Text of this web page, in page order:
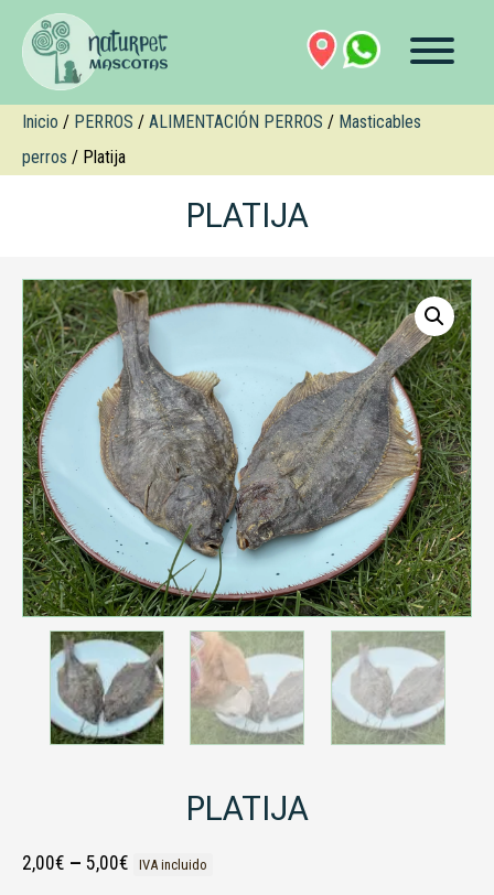
Inicio / PERROS / ALIMENTACIÓN PERROS / Masticables
perros / Platija
PLATIJA
PLATIJA
2,00€ – 5,00€ IVA incluido